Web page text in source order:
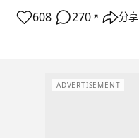
608 270 ↗ 分享
ADVERTISEMENT